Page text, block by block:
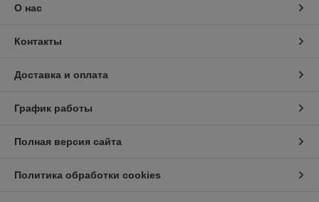
О нас
Контакты
Доставка и оплата
График работы
Полная версия сайта
Политика обработки cookies